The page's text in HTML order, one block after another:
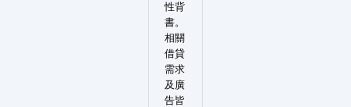
性背
書。
相關
借貸
需求
及廣
告皆